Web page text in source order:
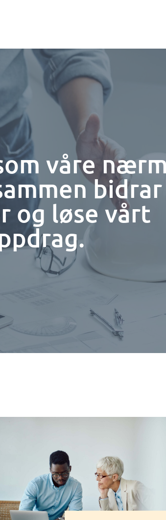
våre
og løse vårt